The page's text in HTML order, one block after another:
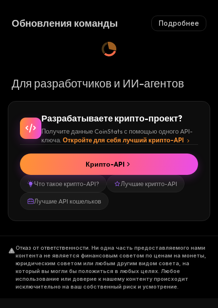
Обновления команды Подробнее
Для разработчиков и ИИ-агентов
Разрабатываете крипто-проект?
Получите данные CoinStats с помощью одного API-
ключа. Откройте для себя лучший крипто-API
Что такое крипто-API? Лучшие крипто-API
Лучшие API кошельков
Крипто-API
Отказ от ответственности. Ни одна часть предоставляемого нами
контента не является финансовым советом по ценам на монеты,
юридическим советом или любым другим видом совета, на
который вы могли бы положиться в любых целях. Любое
использование или доверие к нашему контенту происходит
исключительно на ваш собственный риск и усмотрение.